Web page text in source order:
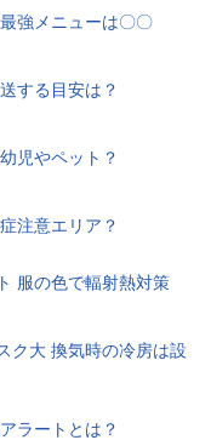
強メニューは〇〇
する目安は？
児やペット？
注意エリア？
服の色で輻射熱対策
ク大 換気時の冷房は設
ラートとは？